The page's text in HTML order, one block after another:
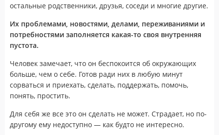
остальные родственники, друзья, соседи и многие другие.
Их проблемами, новостями, делами, переживаниями и
потребностями заполняется какая-то своя внутренняя
пустота.
Человек замечает, что он беспокоится об окружающих
больше, чем о себе. Готов ради них в любую минут
сорваться и приехать, сделать, поддержать, помочь,
понять, простить.
Для себя же все это он сделать не может. Страдает, но по-
другому ему недоступно — как будто не интересно.